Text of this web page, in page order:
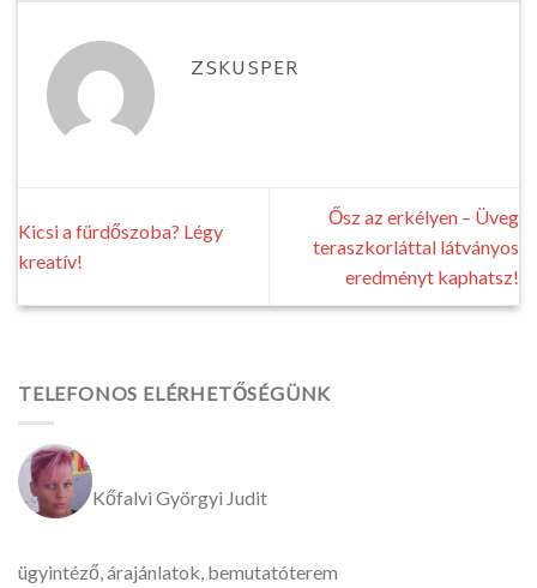
ZSKUSPER
Kicsi a fürdőszoba? Légy
kreatív!
Ősz az erkélyen – Üveg
teraszkorláttal látványos
eredményt kaphatsz!
TELEFONOS ELÉRHETŐSÉGÜNK
Kőfalvi Györgyi Judit
ügyintéző, árajánlatok, bemutatóterem